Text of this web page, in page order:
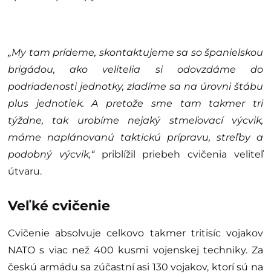
„My tam prídeme, skontaktujeme sa so španielskou
brigádou, ako velitelia si odovzdáme do
podriadenosti jednotky, zladíme sa na úrovni štábu
plus jednotiek. A pretože sme tam takmer tri
týždne, tak urobíme nejaký stmeľovací výcvik,
máme naplánovanú taktickú prípravu, streľby a
podobný výcvik,“priblížil priebeh cvičenia veliteľ
útvaru.
Veľké cvičenie
Cvičenie absolvuje celkovo takmer tritisíc vojakov
NATO s viac než 400 kusmi vojenskej techniky. Za
českú armádu sa zúčastní asi 130 vojakov, ktorí sú na